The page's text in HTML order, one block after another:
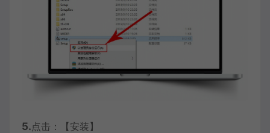
5.点击：【安装】